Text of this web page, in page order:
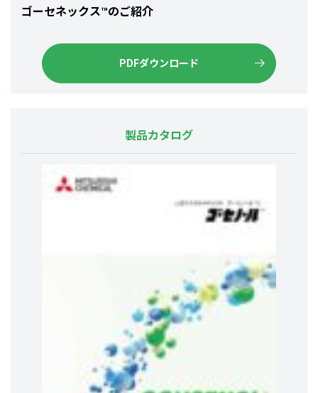
ゴーセネックス™のご紹介
PDFダウンロード
製品カタログ